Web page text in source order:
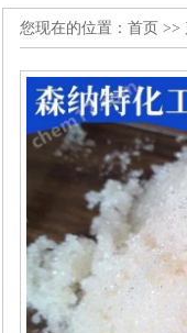
您现在的位置： 首页 >>